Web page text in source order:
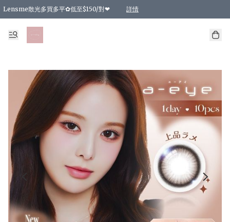
Lensme散光多買多平✿低至$150/對❤ 詳情
台灣Karacon⁩✧日拋 特價清貨❁⃘
日本韓國多款日/月拋現貨☼ 特價❤︎數量有限 售完即止
🇰🇷韓國多款月拋現貨 特價兩對$99✿數量有限 售完即止♫
精選商品，任選買2件或以上9 折；買4件或以上85 折；買6件或以上8 折
精選商品，任選買2件HKD 140.00；買4件HKD 260.00
精選商品，任選買2件HKD 190.00；買4件HKD 360.00
精選商品，任選買2件HKD 110.00；買4件HKD 180.00
精選商品，任選買2件HKD 170.00；買4件HKD 320.00
精選商品，任選買2件或以上減HKD 148.00
精選商品，任選買2件或以上減HKD 148.00
精選商品，任選買2件或以上95 折；買4件或以上9 折；買6件或以上85 折；買8件
精選商品，任選買12件或以上87 折
精選商品，任選買2件或以上減HKD 16.00；買4件或以上減HKD 32.00；買6
精選商品，任選買2件或以上95 折；買4件或以上9 折；買8件或以上85 折；買12
購物滿 HKD 800.00即享免運費優惠！（適用於 特定的送貨方式 )